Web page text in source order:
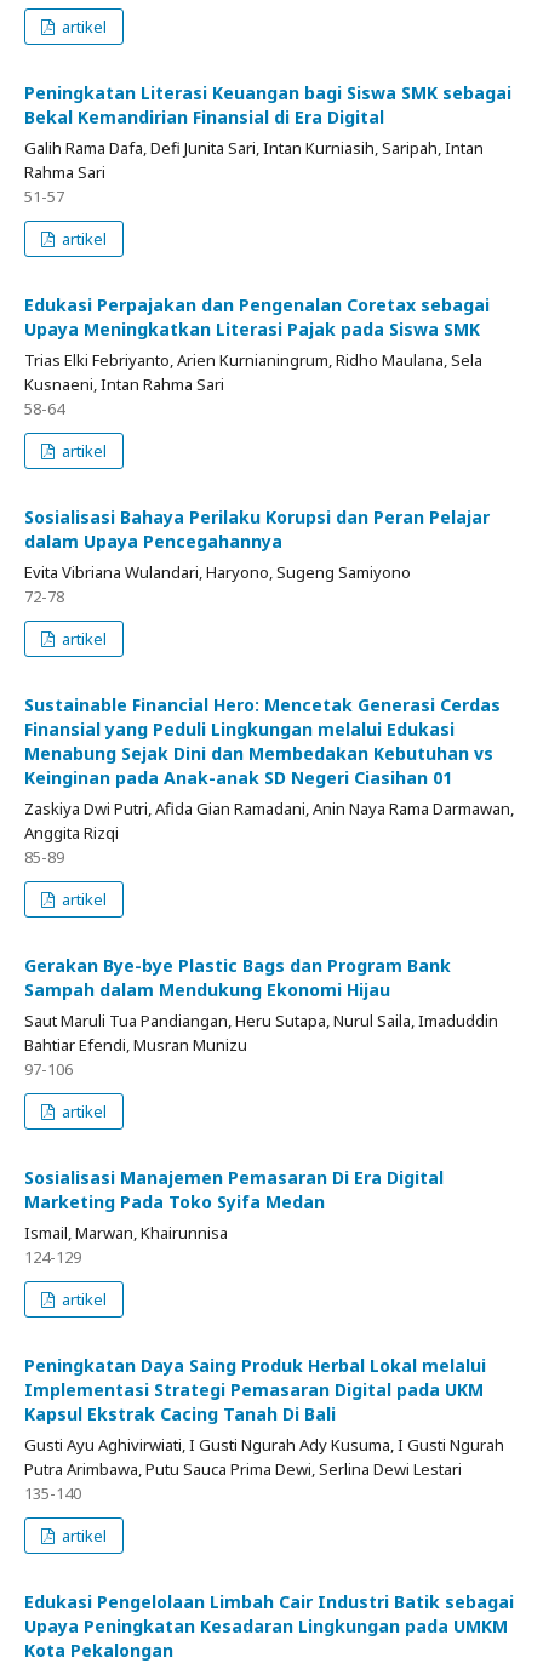
artikel
Peningkatan Literasi Keuangan bagi Siswa SMK sebagai
Bekal Kemandirian Finansial di Era Digital
Galih Rama Dafa, Defi Junita Sari, Intan Kurniasih, Saripah, Intan
Rahma Sari
51-57
artikel
Edukasi Perpajakan dan Pengenalan Coretax sebagai
Upaya Meningkatkan Literasi Pajak pada Siswa SMK
Trias Elki Febriyanto, Arien Kurnianingrum, Ridho Maulana, Sela
Kusnaeni, Intan Rahma Sari
58-64
artikel
Sosialisasi Bahaya Perilaku Korupsi dan Peran Pelajar
dalam Upaya Pencegahannya
Evita Vibriana Wulandari, Haryono, Sugeng Samiyono
72-78
artikel
Sustainable Financial Hero: Mencetak Generasi Cerdas
Finansial yang Peduli Lingkungan melalui Edukasi
Menabung Sejak Dini dan Membedakan Kebutuhan vs
Keinginan pada Anak-anak SD Negeri Ciasihan 01
Zaskiya Dwi Putri, Afida Gian Ramadani, Anin Naya Rama Darmawan,
Anggita Rizqi
85-89
artikel
Gerakan Bye-bye Plastic Bags dan Program Bank
Sampah dalam Mendukung Ekonomi Hijau
Saut Maruli Tua Pandiangan, Heru Sutapa, Nurul Saila, Imaduddin
Bahtiar Efendi, Musran Munizu
97-106
artikel
Sosialisasi Manajemen Pemasaran Di Era Digital
Marketing Pada Toko Syifa Medan
Ismail, Marwan, Khairunnisa
124-129
artikel
Peningkatan Daya Saing Produk Herbal Lokal melalui
Implementasi Strategi Pemasaran Digital pada UKM
Kapsul Ekstrak Cacing Tanah Di Bali
Gusti Ayu Aghivirwiati, I Gusti Ngurah Ady Kusuma, I Gusti Ngurah
Putra Arimbawa, Putu Sauca Prima Dewi, Serlina Dewi Lestari
135-140
artikel
Edukasi Pengelolaan Limbah Cair Industri Batik sebagai
Upaya Peningkatan Kesadaran Lingkungan pada UMKM
Kota Pekalongan